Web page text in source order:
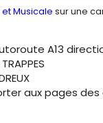
et Musicale sur une
A13
aux pages